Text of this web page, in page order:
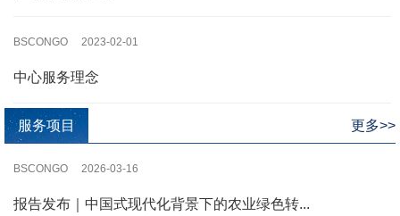
BSCONGO 2023-02-01
中心服务理念
服务项目 更多>>
BSCONGO 2026-03-16
报告发布｜中国式现代化背景下的农业绿色转...